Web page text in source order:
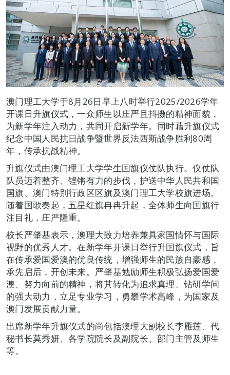
澳门理工大学于8月26日早上八时举行2025/2026学年
开课日升旗仪式，一众师生以庄严且抖擞的精神面貌，
为新学年注入动力，共同开启新学年。同时藉升旗仪式
纪念中国人民抗日战争暨世界反法西斯战争胜利80周
年，传承抗战精神。
升旗仪式由澳门理工大学学生国旗仪仗队执行。仪仗队
队员迈着整齐、铿锵有力的步伐，护送中华人民共和国
国旗、澳门特别行政区区旗及澳门理工大学校旗进场。
随着国歌奏起，五星红旗冉冉升起，全体师生向国旗行
注目礼，庄严隆重。
校长严肇基表示，澳理大致力培养兼具家国情怀与国际
视野的优秀人才。在新学年开课日举行升国旗仪式，旨
在传承爱国爱澳的优良传统，增强师生的民族自豪感，
承先启后，开创未来。严肇基勉励师生积极弘扬爱国爱
澳、努力向前的精神，将其转化为追求真理、钻研学问
的强大动力，立足专业学习，勇攀学术高峰，为国家及
澳门发展贡献力量。
出席新学年升旗仪式的尚包括澳理大副校长李雁莲、代
秘书长莫秀妍、各学院院长及副院长、部门主管及师生
等。